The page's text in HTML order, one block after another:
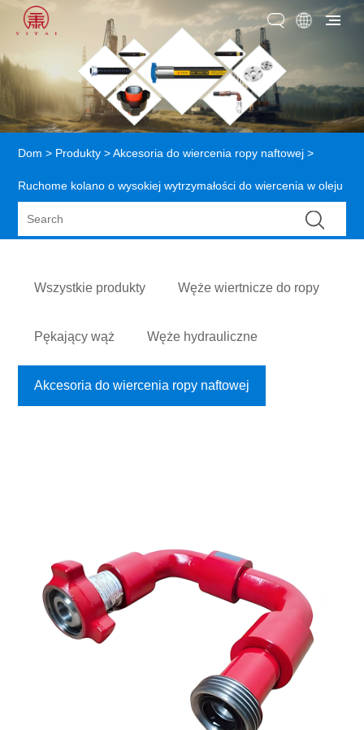
Dom > Produkty >Akcesoria do wiercenia ropy naftowej >
Ruchome kolano o wysokiej wytrzymałości do wiercenia w oleju
Wszystkie produkty Węże wiertnicze do ropy
Pękający wąż Węże hydrauliczne
Akcesoria do wiercenia ropy naftowej